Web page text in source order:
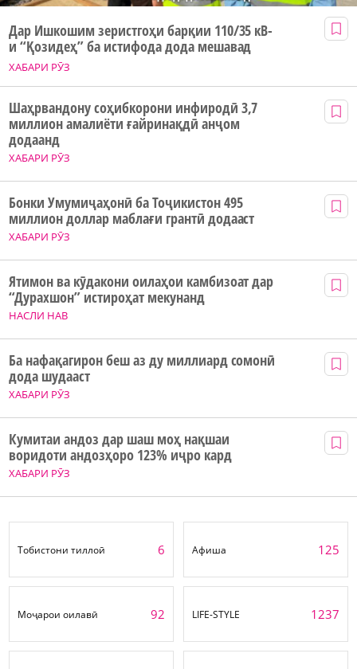
ХАБАРИ РӮЗ
Дар Ишкошим зеристгоҳи барқии 110/35 кВ-
и “Қозидеҳ” ба истифода дода мешавад
ХАБАРИ РӮЗ
Шаҳрвандону соҳибкорони инфиродӣ 3,7
миллион амалиёти ғайринақдӣ анҷом
додаанд
ХАБАРИ РӮЗ
Бонки Умумиҷаҳонӣ ба Тоҷикистон 495
миллион доллар маблағи грантӣ додааст
НАСЛИ НАВ
Ятимон ва кӯдакони оилаҳои камбизоат дар
“Дурахшон” истироҳат мекунанд
ХАБАРИ РӮЗ
Ба нафақагирон беш аз ду миллиард сомонӣ
дода шудааст
ХАБАРИ РӮЗ
Кумитаи андоз дар шаш моҳ нақшаи
воридоти андозҳоро 123% иҷро кард
Тобистони тиллоӣ 6 Афиша 125
Моҷарои оилавӣ 92 LIFE-STYLE 1237